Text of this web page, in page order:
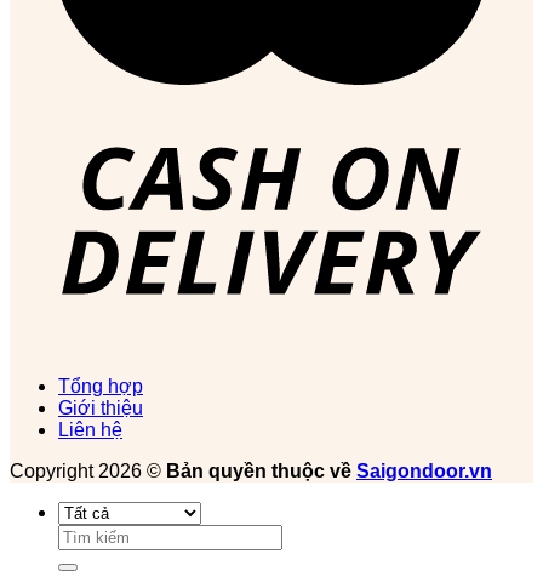
Tổng hợp
Giới thiệu
Liên hệ
Copyright 2026 © Bản quyền thuộc về Saigondoor.vn
Tìm
kiếm: